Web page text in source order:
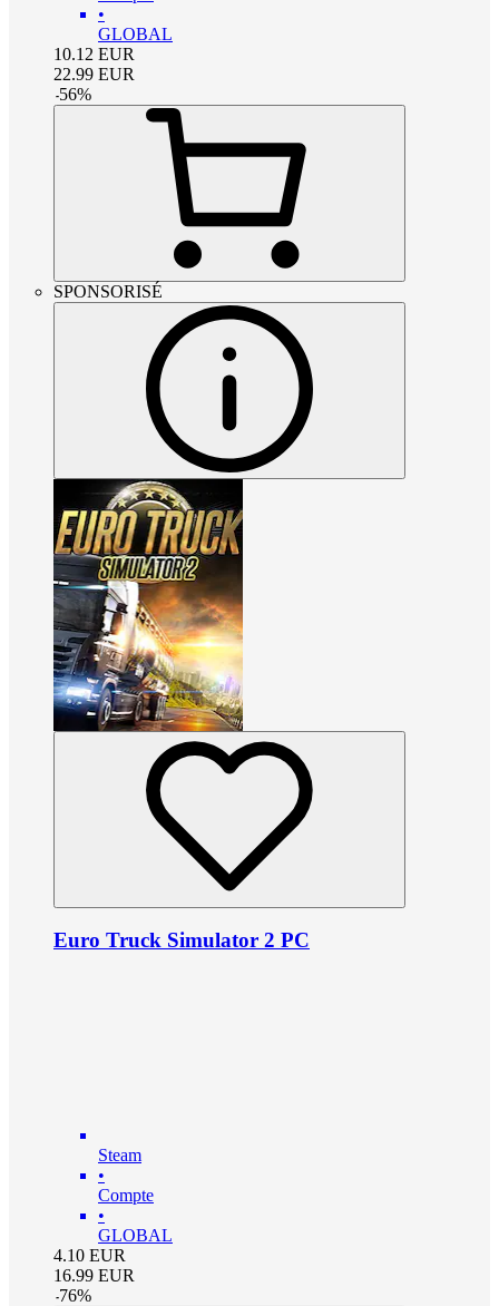
•
GLOBAL
10.12 EUR
22.99 EUR
-56%
SPONSORISÉ
Euro Truck Simulator 2 PC
Steam
•
Compte
•
GLOBAL
4.10 EUR
16.99 EUR
-76%